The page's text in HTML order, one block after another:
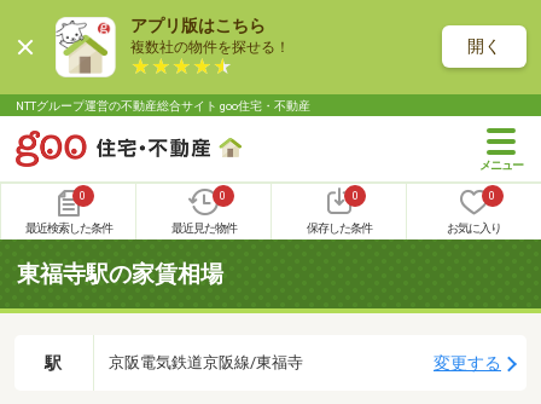
アプリ版はこちら
複数社の物件を探せる！ 開く
NTTグループ運営の不動産総合サイト goo住宅・不動産
0
最近検索した条件
0
最近見た物件
0
保存した条件
0
お気に入り
東福寺駅の家賃相場
駅 京阪電気鉄道京阪線/東福寺 変更する